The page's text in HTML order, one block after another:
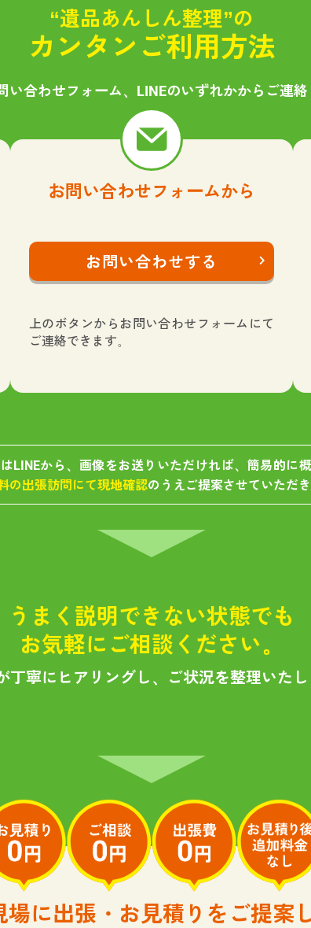
“遺品あんしん整理”の
カンタンご利用方法
い合わせフォーム、LINEのいずれかからご連絡
お問い合わせフォームから
お問い合わせする
上のボタンからお問い合わせフォームにて
ご連絡できます。
LINEから、画像をお送りいただければ、簡易的に
の出張訪問にて現地確認のうえご提案させていただき
うまく説明できない状態でも
お気軽にご相談ください。
丁寧にヒアリングし、ご状況を整理いたし
場に出張・お見積りをご提案